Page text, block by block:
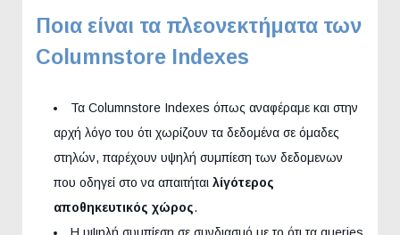
Ποια είναι τα πλεονεκτήματα των
Columnstore Indexes
Τα Columnstore Indexes όπως αναφέραμε και στην
αρχή λόγο του ότι χωρίζουν τα δεδομένα σε όμαδες
στηλών, παρέχουν υψηλή συμπίεση των δεδομενων
που οδηγεί στο να απαιτήται λίγότερος
αποθηκευτικός χώρος.